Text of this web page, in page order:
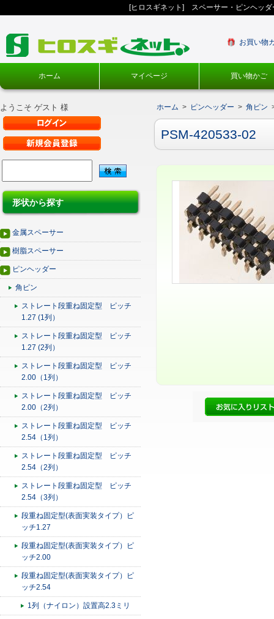
[ヒロスギネット] スペーサー・ピンヘッ
お買い物
ホーム マイページ 買い物かご
ようこそ ゲスト 様
形状から探す
金属スペーサー
樹脂スペーサー
ピンヘッダー
角ピン
ストレート段重ね固定型 ピッチ
1.27 (1列）
ストレート段重ね固定型 ピッチ
1.27 (2列）
ストレート段重ね固定型 ピッチ
2.00（1列）
ストレート段重ね固定型 ピッチ
2.00（2列）
ストレート段重ね固定型 ピッチ
2.54（1列）
ストレート段重ね固定型 ピッチ
2.54（2列）
ストレート段重ね固定型 ピッチ
2.54（3列）
段重ね固定型(表面実装タイプ）ピ
ッチ1.27
段重ね固定型(表面実装タイプ）ピ
ッチ2.00
段重ね固定型(表面実装タイプ）ピ
ッチ2.54
1列（ナイロン）設置高2.3ミリ
ホーム > ピンヘッダー > 角ピン
PSM-420533-02